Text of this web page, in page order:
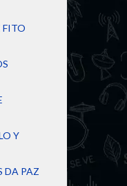
FITO
Y
DA PAZ